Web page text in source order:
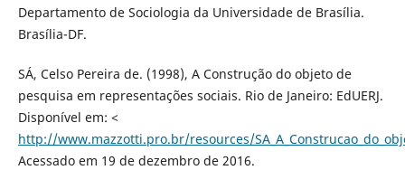
Departamento de Sociologia da Universidade de Brasília.
Brasília-DF.
SÁ, Celso Pereira de. (1998), A Construção do objeto de
pesquisa em representações sociais. Rio de Janeiro: EdUERJ.
Disponível em: <
http://www.mazzotti.pro.br/resources/
Acessado em 19 de dezembro de 2016.